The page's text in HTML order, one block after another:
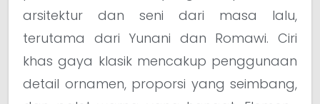
arsitektur dan seni dari masa lalu,
terutama dari Yunani dan Romawi. Ciri
khas gaya klasik mencakup penggunaan
detail ornamen, proporsi yang seimbang,